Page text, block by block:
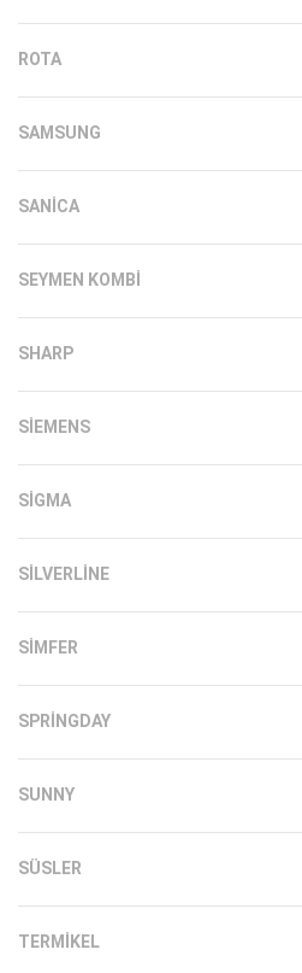
ROTA
SAMSUNG
SANICA
SEYMEN KOMBI
SHARP
SIEMENS
SIGMA
SILVERLINE
SIMFER
SPRINGDAY
SUNNY
SÜSLER
TERMIKEL